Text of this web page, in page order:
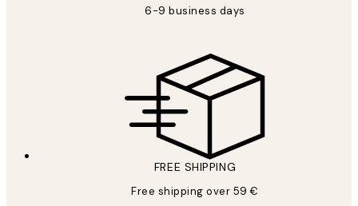
6-9 business days
FREE SHIPPING
Free shipping over 59 €